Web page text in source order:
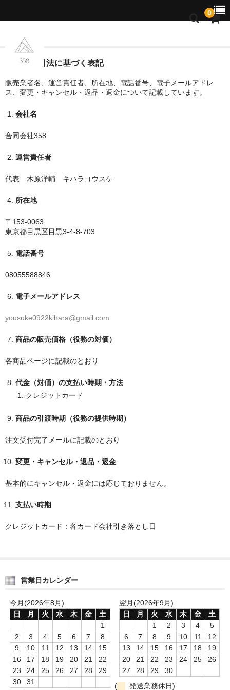
0
お知らせ
商品一覧
特定商取引法に基づく表記
販売業者名、運営責任者、所在地、電話番号、電子メールアドレ
ス、変更・キャンセル・返品・返金について記載しています。
会社名
合同会社358
運営責任者
代表 木原洋輔 キハラヨウスケ
所在地
〒153-0063
東京都目黒区目黒3-4-8-703
電話番号
08055588846
電子メールアドレス
yousuke0922kihara@gmail.com
商品の販売価格（役務の対価）
各商品ページに記載のとおり
代金（対価）の支払い時期・方法
クレジットカード
商品の引渡時期（役務の提供時期）
注文受付完了メールに記載のとおり
変更・キャンセル・返品・返金
基本的にキャンセル・返金には応じておりません。
支払い時期
クレジットカード：各カード会社引き落とし日
営業日カレンダー
今月(2026年8月)
日
月 火 水 木 金
土
1
2
3 4 5 6 7
8
9
10 11 12 13 14
15
16
17 18 19 20 21
22
23
24 25 26 27 28
29
30
31
翌月(2026年9月)
日
月 火 水 木 金
土
1
2 3 4
5
6
7 8 9 10 11
12
13
14 15 16 17 18
19
20
21 22 23 24 25
26
27
28 29
30
(
発送業務休日)